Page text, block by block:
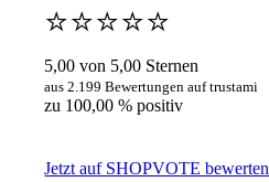
⭐️⭐️⭐️⭐️⭐️
5,00 von 5,00 Sternen
aus 2.199 Bewertungen auf trustami
zu 100,00 % positiv
Jetzt auf SHOPVOTE bewerten